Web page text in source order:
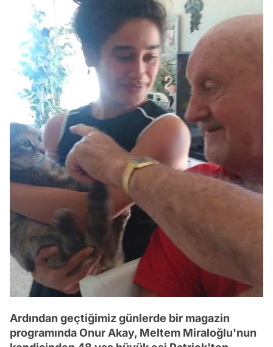
Ardından geçtiğimiz günlerde bir magazin
programında Onur Akay, Meltem Miraloğlu'nun